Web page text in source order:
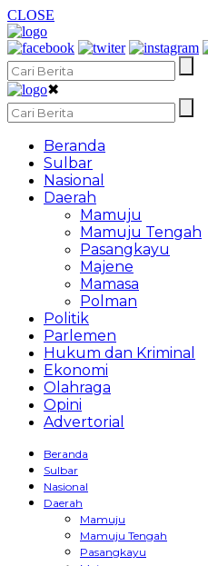
CLOSE
✖
Beranda
Sulbar
Nasional
Daerah
Mamuju
Mamuju Tengah
Pasangkayu
Majene
Mamasa
Polman
Politik
Parlemen
Hukum dan Kriminal
Ekonomi
Olahraga
Opini
Advertorial
Beranda
Sulbar
Nasional
Daerah
Mamuju
Mamuju Tengah
Pasangkayu